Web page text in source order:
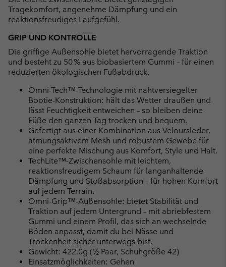
Tragekomfort, angenehme Dämpfung und ein
reaktionsfreudiges Laufgefühl.
GRIP UND KONTROLLE
Die griffige Außensohle bietet hervorragende Traktion
und besteht zu 50 % aus biobasiertem Gummi – für einen
reduzierten ökologischen Fußabdruck.
Omni-Tech™-Technologie mit nahtversiegelter
Bootie-Konstruktion: hält das Wetter draußen und
lässt Feuchtigkeit entweichen – so bleiben deine
Füße den ganzen Tag trocken und bequem.
Gefertigt aus einer Kombination aus Veloursleder,
atmungsaktivem Mesh und robustem Gewebe für
eine perfekte Mischung aus Komfort, Style und Halt.
TechLite™-Zwischensohle mit leichtem,
reaktionsfreudigem Schaum für langanhaltende
Dämpfung und Stoßabsorption – für hohen Komfort
auf jedem Terrain.
Omni-Grip™-Außensohle: bietet Stabilität und
Traktion auf jedem Untergrund – mit abriebfestem
Gummi und einem Profil, das sich an wechselnde
Böden anpasst, damit du bei Nässe und
Trockenheit sicher unterwegs bist.
Gewicht: 422.0g (½ Paar, Schuhgröße 42)
Einsatzmöglichkeiten: Gehen